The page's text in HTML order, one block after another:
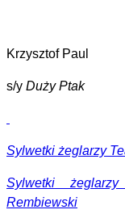
Krzysztof Paul
s/y Duży Ptak
Sylwetki żeglarzy
Sylwetki
Rembiewski